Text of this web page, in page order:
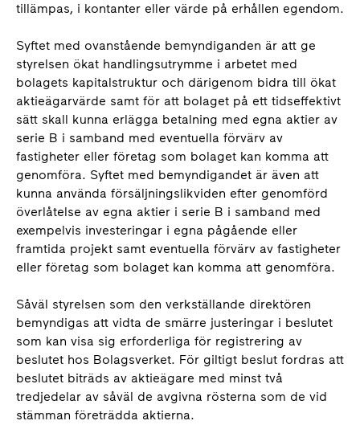
tillämpas, i kontanter eller värde på erhållen egendom.
Syftet med ovanstående bemyndiganden är att ge
styrelsen ökat handlingsutrymme i arbetet med
bolagets kapitalstruktur och därigenom bidra till ökat
aktieägarvärde samt för att bolaget på ett tidseffektivt
sätt skall kunna erlägga betalning med egna aktier av
serie B i samband med eventuella förvärv av
fastigheter eller företag som bolaget kan komma att
genomföra. Syftet med bemyndigandet är även att
kunna använda försäljningslikviden efter genomförd
överlåtelse av egna aktier i serie B i samband med
exempelvis investeringar i egna pågående eller
framtida projekt samt eventuella förvärv av fastigheter
eller företag som bolaget kan komma att genomföra.
Såväl styrelsen som den verkställande direktören
bemyndigas att vidta de smärre justeringar i beslutet
som kan visa sig erforderliga för registrering av
beslutet hos Bolagsverket. För giltigt beslut fordras att
beslutet biträds av aktieägare med minst två
tredjedelar av såväl de avgivna rösterna som de vid
stämman företrädda aktierna.